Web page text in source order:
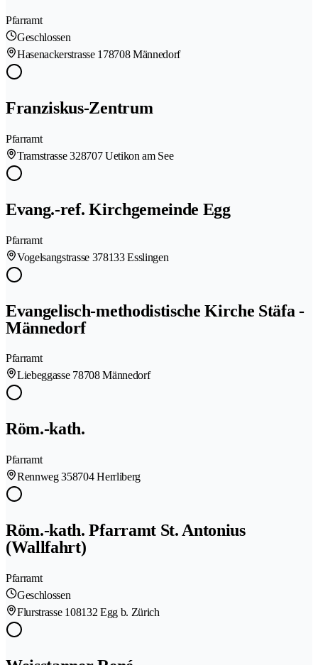
Pfarramt
Geschlossen
Hasenackerstrasse 178708 Männedorf
Franziskus-Zentrum
Pfarramt
Tramstrasse 328707 Uetikon am See
Evang.-ref. Kirchgemeinde Egg
Pfarramt
Vogelsangstrasse 378133 Esslingen
Evangelisch-methodistische Kirche Stäfa -
Männedorf
Pfarramt
Liebeggasse 78708 Männedorf
Röm.-kath.
Pfarramt
Rennweg 358704 Herrliberg
Röm.-kath. Pfarramt St. Antonius
(Wallfahrt)
Pfarramt
Geschlossen
Flurstrasse 108132 Egg b. Zürich